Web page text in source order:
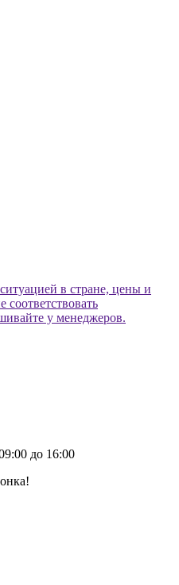
в стране, цены и
соответствовать
у менеджеров.
до 16:00